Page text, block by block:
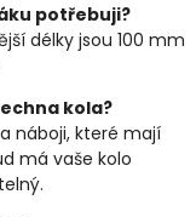
potřebuji?
délky jsou 100 mm
kola?
náboji, které mají
má vaše kolo